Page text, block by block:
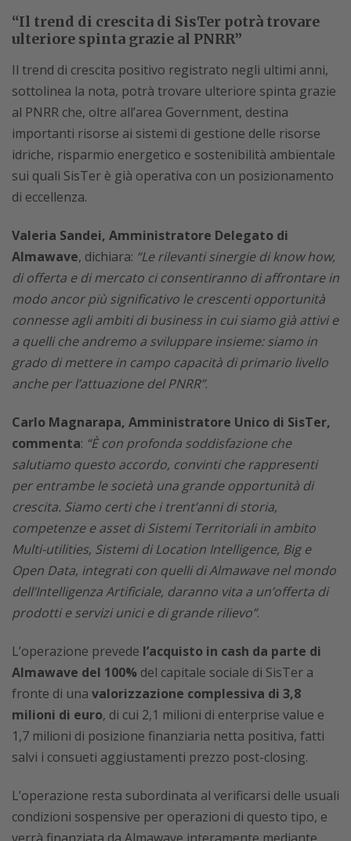
“Il trend di crescita di SisTer potrà trovare
ulteriore spinta grazie al PNRR”
Il trend di crescita positivo registrato negli ultimi anni,
sottolinea la nota, potrà trovare ulteriore spinta grazie
al PNRR che, oltre all’area Government, destina
importanti risorse ai sistemi di gestione delle risorse
idriche, risparmio energetico e sostenibilità ambientale
sui quali SisTer è già operativa con un posizionamento
di eccellenza.
Valeria Sandei, Amministratore Delegato di
Almawave, dichiara: “Le rilevanti sinergie di know how,
di offerta e di mercato ci consentiranno di affrontare in
modo ancor più significativo le crescenti opportunità
connesse agli ambiti di business in cui siamo già attivi e
a quelli che andremo a sviluppare insieme: siamo in
grado di mettere in campo capacità di primario livello
anche per l’attuazione del PNRR”.
Carlo Magnarapa, Amministratore Unico di SisTer,
commenta: “È con profonda soddisfazione che
salutiamo questo accordo, convinti che rappresenti
per entrambe le società una grande opportunità di
crescita. Siamo certi che i trent’anni di storia,
competenze e asset di Sistemi Territoriali in ambito
Multi-utilities, Sistemi di Location Intelligence, Big e
Open Data, integrati con quelli di Almawave nel mondo
dell’Intelligenza Artificiale, daranno vita a un’offerta di
prodotti e servizi unici e di grande rilievo”.
L’operazione prevede l’acquisto in cash da parte di
Almawave del 100% del capitale sociale di SisTer a
fronte di una valorizzazione complessiva di 3,8
milioni di euro, di cui 2,1 milioni di enterprise value e
1,7 milioni di posizione finanziaria netta positiva, fatti
salvi i consueti aggiustamenti prezzo post-closing.
L’operazione resta subordinata al verificarsi delle usuali
condizioni sospensive per operazioni di questo tipo, e